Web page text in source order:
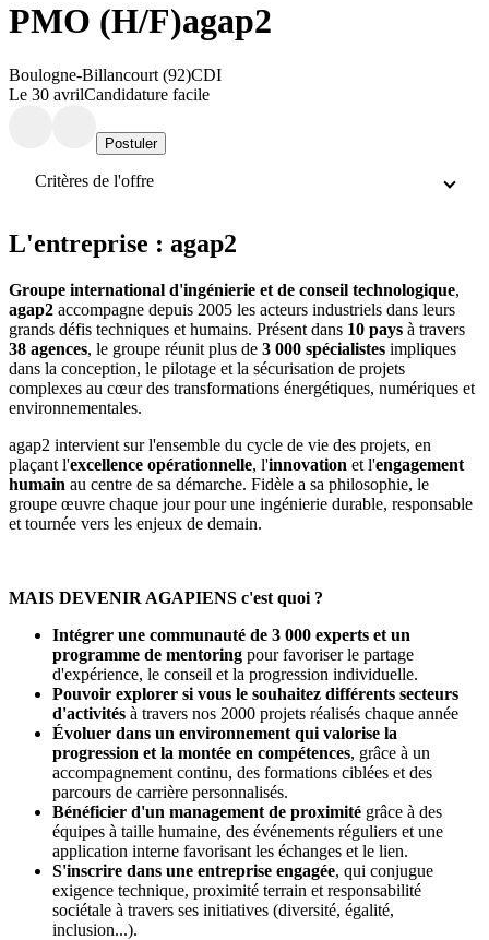
PMO (H/F)agap2
Boulogne-Billancourt (92)CDI
Le 30 avrilCandidature facile
Postuler
Critères de l'offre
L'entreprise : agap2
Groupe international d'ingénierie et de conseil technologique,
agap2 accompagne depuis 2005 les acteurs industriels dans leurs
grands défis techniques et humains. Présent dans 10 pays à travers
38 agences, le groupe réunit plus de 3 000 spécialistes impliques
dans la conception, le pilotage et la sécurisation de projets
complexes au cœur des transformations énergétiques, numériques et
environnementales.
agap2 intervient sur l'ensemble du cycle de vie des projets, en
plaçant l'excellence opérationnelle, l'innovation et l'engagement
humain au centre de sa démarche. Fidèle a sa philosophie, le
groupe œuvre chaque jour pour une ingénierie durable, responsable
et tournée vers les enjeux de demain.
MAIS DEVENIR AGAPIENS c'est quoi ?
Intégrer une communauté de 3 000 experts et un
programme de mentoring pour favoriser le partage
d'expérience, le conseil et la progression individuelle.
Pouvoir explorer si vous le souhaitez différents secteurs
d'activités à travers nos 2000 projets réalisés chaque année
Évoluer dans un environnement qui valorise la
progression et la montée en compétences, grâce à un
accompagnement continu, des formations ciblées et des
parcours de carrière personnalisés.
Bénéficier d'un management de proximité grâce à des
équipes à taille humaine, des événements réguliers et une
application interne favorisant les échanges et le lien.
S'inscrire dans une entreprise engagée, qui conjugue
exigence technique, proximité terrain et responsabilité
sociétale à travers ses initiatives (diversité, égalité,
inclusion...).